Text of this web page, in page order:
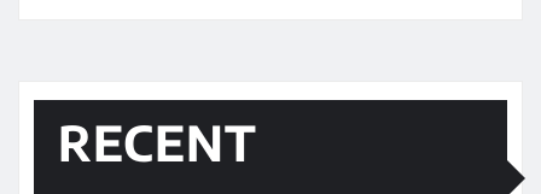
RECENT